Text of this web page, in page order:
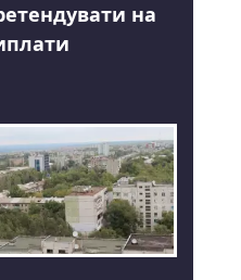
на